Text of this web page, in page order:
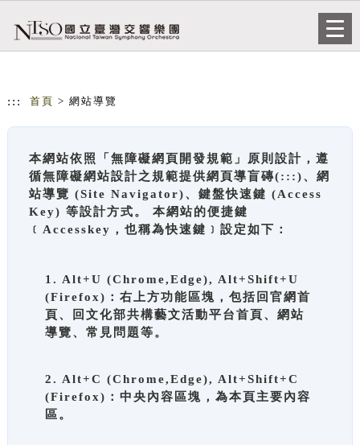
::: 首頁 > 網站導覽
本網站依照「無障礙網頁開發規範」原則設計，遵
循無障礙網站設計之規範提供網頁導盲磚(:::)、網
站導覽 (Site Navigator)、鍵盤快速鍵 (Access
Key) 等設計方式。 本網站的便捷鍵
﹝Accesskey，也稱為快速鍵﹞設定如下：
1. Alt+U (Chrome,Edge), Alt+Shift+U
(Firefox)：右上方功能區塊，包括回官網首
頁、回文化部共構藝文活動平台首頁、網站
導覽、常見問題等。
2. Alt+C (Chrome,Edge), Alt+Shift+C
(Firefox)：中央內容區塊，為本頁主要內容
區。